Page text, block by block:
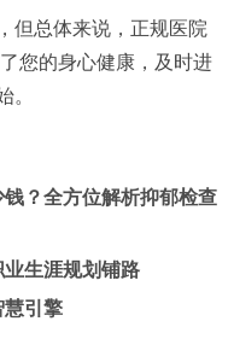
但总体来说，正规医院
您的身心健康，及时进
。
？全方位解析抑郁检查
生涯规划铺路
慧引擎